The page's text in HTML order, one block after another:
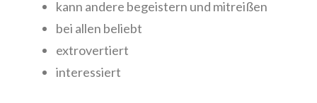
kann andere begeistern und mitreißen
bei allen beliebt
extrovertiert
interessiert